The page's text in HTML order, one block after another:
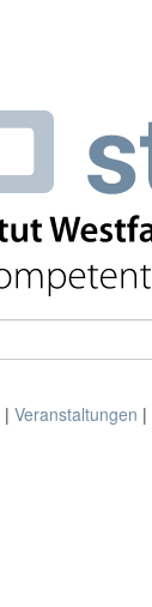
| Veranstaltungen |